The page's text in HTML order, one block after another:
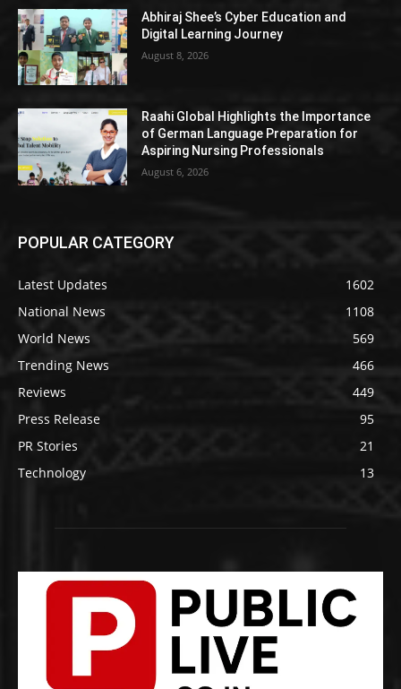
Abhiraj Shee’s Cyber Education and
Digital Learning Journey
August 8, 2026
Raahi Global Highlights the Importance
of German Language Preparation for
Aspiring Nursing Professionals
August 6, 2026
POPULAR CATEGORY
Latest Updates
1602
National News
1108
World News
569
Trending News
466
Reviews
449
Press Release
95
PR Stories
21
Technology
13